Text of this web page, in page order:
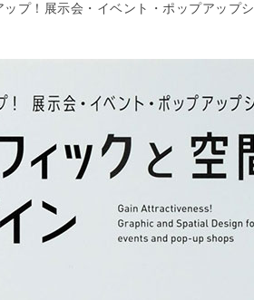
プ！展示会・イベント・ポップアップ